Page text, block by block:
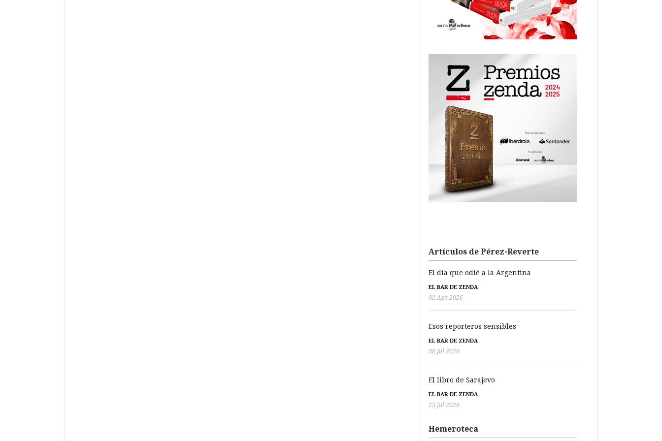
Artículos de Pérez-Reverte
El día que odié a la Argentina
EL BAR DE ZENDA
02 Ago 2026
Esos reporteros sensibles
EL BAR DE ZENDA
30 Jul 2026
El libro de Sarajevo
EL BAR DE ZENDA
23 Jul 2026
Hemeroteca